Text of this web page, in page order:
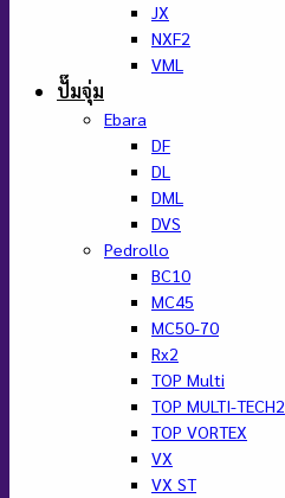
JX
NXF2
VML
ปั๊มจุ่ม
Ebara
DF
DL
DML
DVS
Pedrollo
BC10
MC45
MC50-70
Rx2
TOP Multi
TOP MULTI-TECH2
TOP VORTEX
VX
VX ST